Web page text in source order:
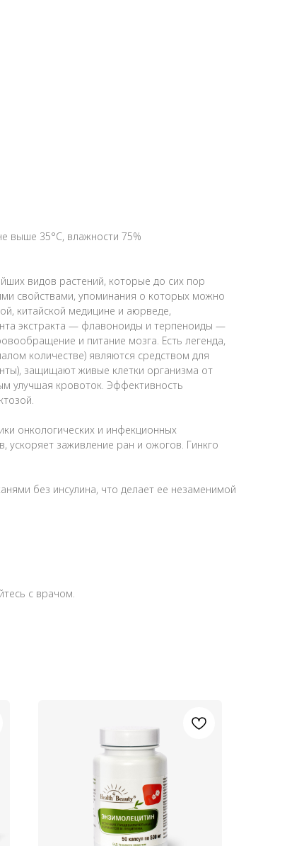
выше 35°С, влажности 75%
видов растений, которые до сих пор
свойствами, упоминания о которых можно
китайской медицине и аюрведе,
экстракта — флавоноиды и терпеноиды —
и питание мозга. Есть легенда,
количестве) являются средством для
защищают живые клетки организма от
улучшая кровоток. Эффективность
онкологических и инфекционных
заживление ран и ожогов. Гинкго
без инсулина, что делает ее незаменимой
с врачом.